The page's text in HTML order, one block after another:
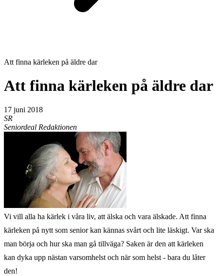
Att finna kärleken på äldre dar
Att finna kärleken på äldre dar
17 juni 2018
SR
Seniordeal Redaktionen
Vi vill alla ha kärlek i våra liv, att älska och vara älskade. Att finna
kärleken på nytt som senior kan kännas svårt och lite läskigt. Var ska
man börja och hur ska man gå tillväga? Saken är den att kärleken
kan dyka upp nästan varsomhelst och när som helst - bara du låter
den!